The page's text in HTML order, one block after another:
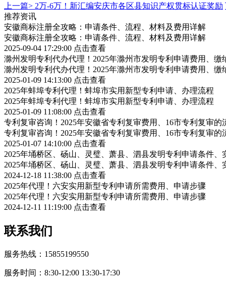
上一篇> 2万-6万！新汇编安庆市各区县知识产权贯标认证奖励
推荐资讯
安徽商标注册全攻略：申请条件、流程、材料及费用详解
安徽商标注册全攻略：申请条件、流程、材料及费用详解
2025-09-04 17:29:00 点击查看
滁州发明专利代办代理！2025年滁州市发明专利申请费用、缴
滁州发明专利代办代理！2025年滁州市发明专利申请费用、缴
2025-01-09 14:13:00 点击查看
2025年蚌埠专利代理！蚌埠市实用新型专利申请、办理流程
2025年蚌埠专利代理！蚌埠市实用新型专利申请、办理流程
2025-01-09 11:08:00 点击查看
专利复审咨询！2025年安徽省专利复审费用、16市专利复审的
专利复审咨询！2025年安徽省专利复审费用、16市专利复审的
2025-01-07 14:10:00 点击查看
2025年埇桥区、砀山、灵璧、萧县、泗县发明专利申请条件、
2025年埇桥区、砀山、灵璧、萧县、泗县发明专利申请条件、
2024-12-18 11:38:00 点击查看
2025年代理！六安实用新型专利申请所需费用、申请步骤
2025年代理！六安实用新型专利申请所需费用、申请步骤
2024-12-11 11:19:00 点击查看
联系我们
服务热线：15855199550
服务时间：8:30-12:00 13:30-17:30